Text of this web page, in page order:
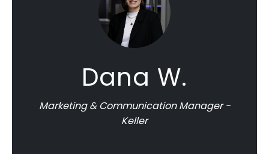
Dana W.
Marketing & Communication Manager -
Keller